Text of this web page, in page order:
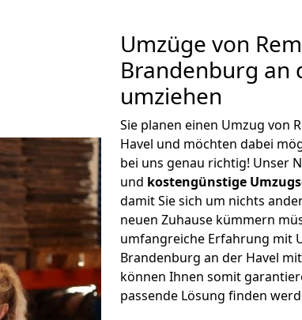
Umzüge von
Brandenburg an
umziehen
Sie planen einen Umzug von
Havel und möchten dabei
bei uns genau richtig! Unser
und kostengünstige
damit Sie sich um nichts
neuen Zuhause kümmern
umfangreiche Erfahrung mit
Brandenburg an der Havel
können Ihnen somit
passende Lösung finden